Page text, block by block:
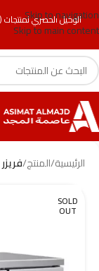
الوكيل الحصري
Skip to navigation
Skip to main content
الرئيسية/المنتج/فريزر
SOLD
OUT